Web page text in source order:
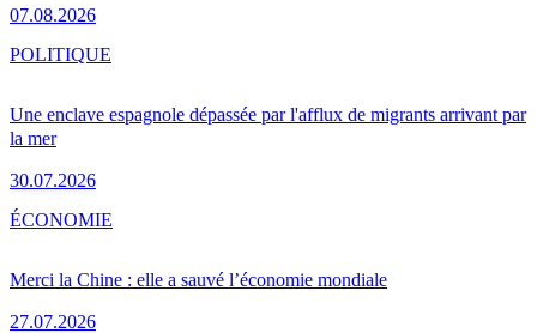
07.08.2026
Une enclave espagnole dépassée par l'afflux de migrants arrivant par
la mer
30.07.2026
POLITIQUE
Merci la Chine : elle a sauvé l’économie mondiale
27.07.2026
ÉCONOMIE